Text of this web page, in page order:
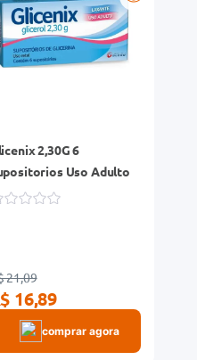
2,30G 6
Uso Adulto
21,09
16,89
comprar agora